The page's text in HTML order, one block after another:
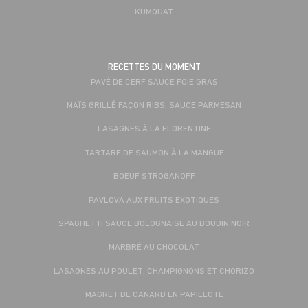
KUMQUAT
RECETTES DU MOMENT
PAVÉ DE CERF SAUCE FOIE GRAS
MAÏS GRILLÉ FAÇON RIBS, SAUCE PARMESAN
LASAGNES À LA FLORENTINE
TARTARE DE SAUMON À LA MANGUE
BOEUF STROGANOFF
PAVLOVA AUX FRUITS EXOTIQUES
SPAGHETTI SAUCE BOLOGNAISE AU BOUDIN NOIR
MARBRÉ AU CHOCOLAT
LASAGNES AU POULET, CHAMPIGNONS ET CHORIZO
MAGRET DE CANARD EN PAPILLOTE